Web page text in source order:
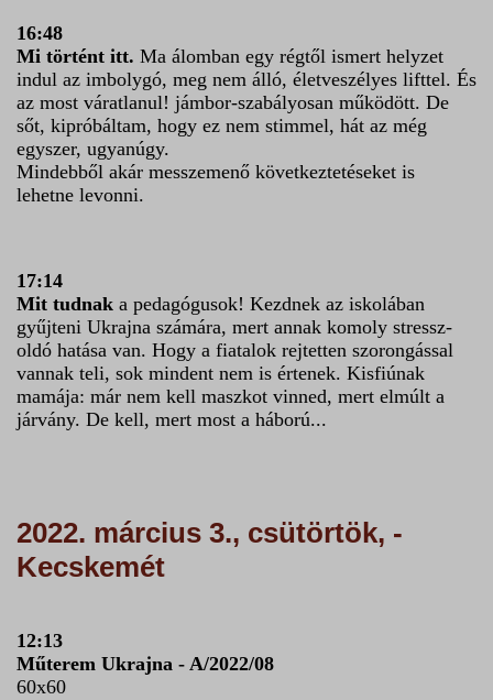
16:48
Mi történt itt. Ma álomban egy régtől ismert helyzet
indul az imbolygó, meg nem álló, életveszélyes lifttel. És
az most váratlanul! jámbor-szabályosan működött. De
sőt, kipróbáltam, hogy ez nem stimmel, hát az még
egyszer, ugyanúgy.
Mindebből akár messzemenő következtetéseket is
lehetne levonni.
17:14
Mit tudnak a pedagógusok! Kezdnek az iskolában
gyűjteni Ukrajna számára, mert annak komoly stressz-
oldó hatása van. Hogy a fiatalok rejtetten szorongással
vannak teli, sok mindent nem is értenek. Kisfiúnak
mamája: már nem kell maszkot vinned, mert elmúlt a
járvány. De kell, mert most a háború...
2022. március 3., csütörtök, -
Kecskemét
12:13
Műterem Ukrajna - A/2022/08
60x60